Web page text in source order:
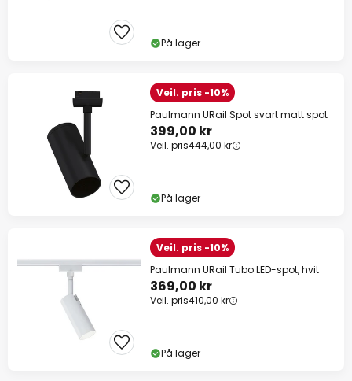
På lager
Veil. pris -10%
Paulmann URail Spot svart matt spot
399,00 kr
Veil. pris444,00 kr
På lager
Veil. pris -10%
Paulmann URail Tubo LED-spot, hvit
369,00 kr
Veil. pris410,00 kr
På lager